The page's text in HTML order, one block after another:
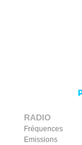
RADIO
Fréquences
Emissions